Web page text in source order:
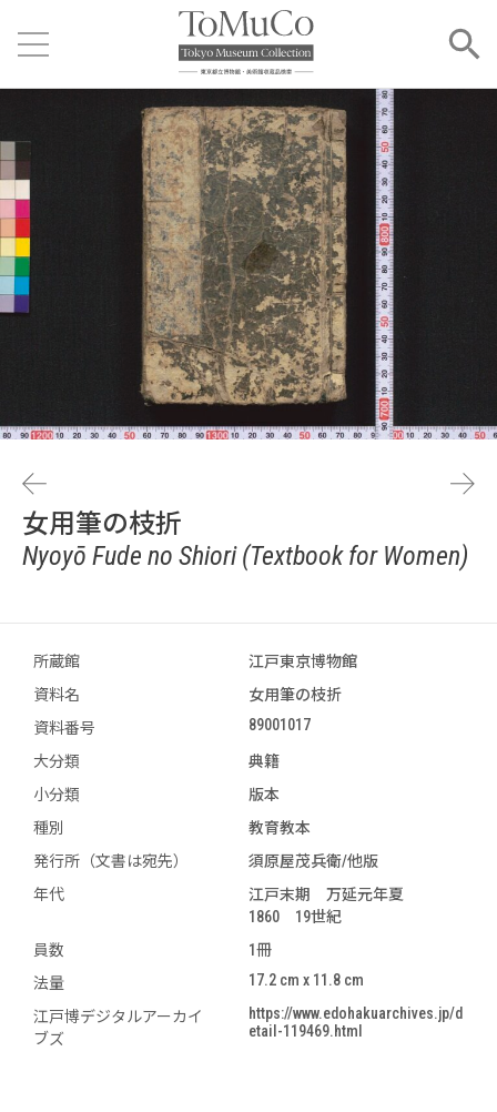
女用筆の枝折
Nyoyō Fude no Shiori (Textbook for Women)
所蔵館
江戸東京博物館
資料名
女用筆の枝折
資料番号
89001017
大分類
典籍
小分類
版本
種別
教育教本
発行所（文書は宛先）
須原屋茂兵衛/他版
年代
江戸末期 万延元年夏
1860 19世紀
員数
1冊
法量
17.2 cm x 11.8 cm
江戸博デジタルアーカイ
ブズ
https://www.edohakuarchives.jp/d
etail-119469.html